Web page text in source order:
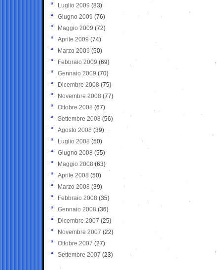
Luglio 2009 (83)
Giugno 2009 (76)
Maggio 2009 (72)
Aprile 2009 (74)
Marzo 2009 (50)
Febbraio 2009 (69)
Gennaio 2009 (70)
Dicembre 2008 (75)
Novembre 2008 (77)
Ottobre 2008 (67)
Settembre 2008 (56)
Agosto 2008 (39)
Luglio 2008 (50)
Giugno 2008 (55)
Maggio 2008(63)
Aprile 2008 (50)
Marzo 2008 (39)
Febbraio 2008 (35)
Gennaio 2008 (36)
Dicembre 2007 (25)
Novembre 2007 (22)
Ottobre 2007 (27)
Settembre 2007 (23)